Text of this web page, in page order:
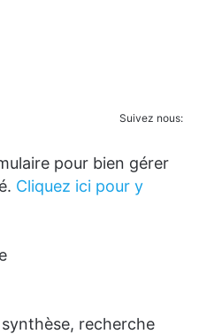
Suivez nous:
pour bien gérer
Cliquez ici pour y
recherche